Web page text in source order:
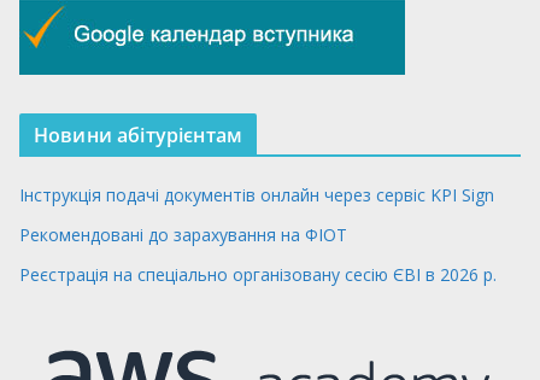
Новини абітурієнтам
Інструкція подачі документів онлайн через сервіс KPI Sign
Рекомендовані до зарахування на ФІОТ
Реєстрація на спеціально організовану сесію ЄВІ в 2026 р.